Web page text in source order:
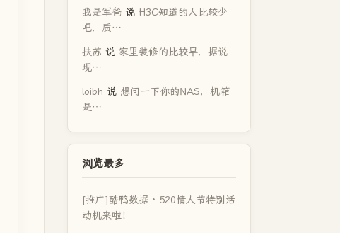
我是军爸 说 H3C知道的人比较少
吧，质…
扶苏 说 家里装修的比较早，据说
现…
loibh 说 想问一下你的NAS，机箱
是…
浏览最多
[推广]酷鸭数据 · 520情人节特别活
动机来啦！